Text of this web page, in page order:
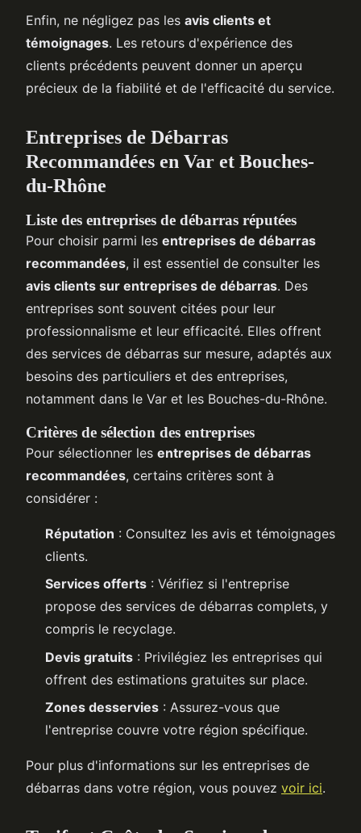
Enfin, ne négligez pas les avis clients et
témoignages. Les retours d'expérience des
clients précédents peuvent donner un aperçu
précieux de la fiabilité et de l'efficacité du service.
Entreprises de Débarras
Recommandées en Var et Bouches-
du-Rhône
Liste des entreprises de débarras réputées
Pour choisir parmi les entreprises de débarras
recommandées, il est essentiel de consulter les
avis clients sur entreprises de débarras. Des
entreprises sont souvent citées pour leur
professionnalisme et leur efficacité. Elles offrent
des services de débarras sur mesure, adaptés aux
besoins des particuliers et des entreprises,
notamment dans le Var et les Bouches-du-Rhône.
Critères de sélection des entreprises
Pour sélectionner les entreprises de débarras
recommandées, certains critères sont à
considérer :
Réputation : Consultez les avis et témoignages
clients.
Services offerts : Vérifiez si l'entreprise
propose des services de débarras complets, y
compris le recyclage.
Devis gratuits : Privilégiez les entreprises qui
offrent des estimations gratuites sur place.
Zones desservies : Assurez-vous que
l'entreprise couvre votre région spécifique.
Pour plus d'informations sur les entreprises de
débarras dans votre région, vous pouvez voir ici.